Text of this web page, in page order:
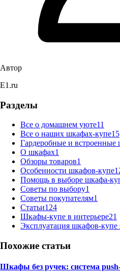
Автор
E1.ru
Разделы
Все о домашнем уюте11
Все о наших шкафах-купе15
Гардеробные и
О шкафах1
Обзоры товаров1
Особенности шкафов-купе
Помощь в выборе шкафа-
Советы по выбору1
Советы покупателям1
Статьи124
Шкафы-купе в интерьере21
Эксплуатация шкафов-купе
Похожие статьи
Шкафы без ручек: система